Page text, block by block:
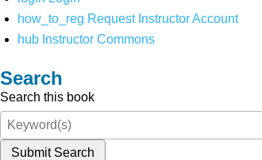
how_to_reg Request Instructor Account
hub Instructor Commons
Search
Search this book
Submit Search